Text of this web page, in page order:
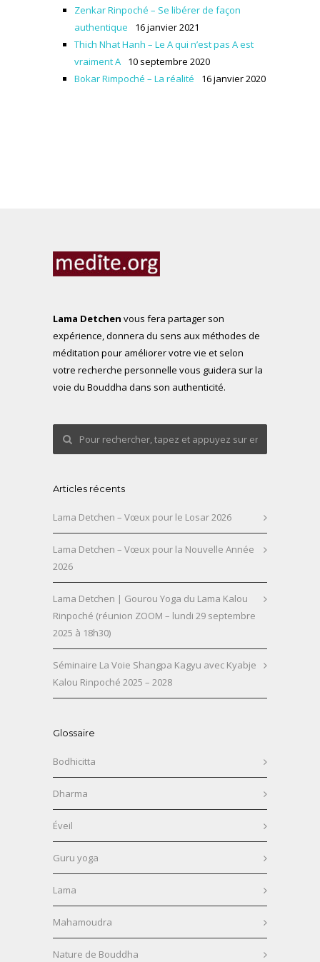
Zenkar Rinpoché – Se libérer de façon
authentique
16 janvier 2021
Thich Nhat Hanh – Le A qui n’est pas A est
vraiment A
10 septembre 2020
Bokar Rimpoché – La réalité
16 janvier 2020
Lama Detchen vous fera partager son
expérience, donnera du sens aux méthodes de
méditation pour améliorer votre vie et selon
votre recherche personnelle vous guidera sur la
voie du Bouddha dans son authenticité.
Articles récents
Lama Detchen – Vœux pour le Losar 2026
Lama Detchen – Vœux pour la Nouvelle Année
2026
Lama Detchen | Gourou Yoga du Lama Kalou
Rinpoché (réunion ZOOM – lundi 29 septembre
2025 à 18h30)
Séminaire La Voie Shangpa Kagyu avec Kyabje
Kalou Rinpoché 2025 – 2028
Glossaire
Bodhicitta
Dharma
Éveil
Guru yoga
Lama
Mahamoudra
Nature de Bouddha